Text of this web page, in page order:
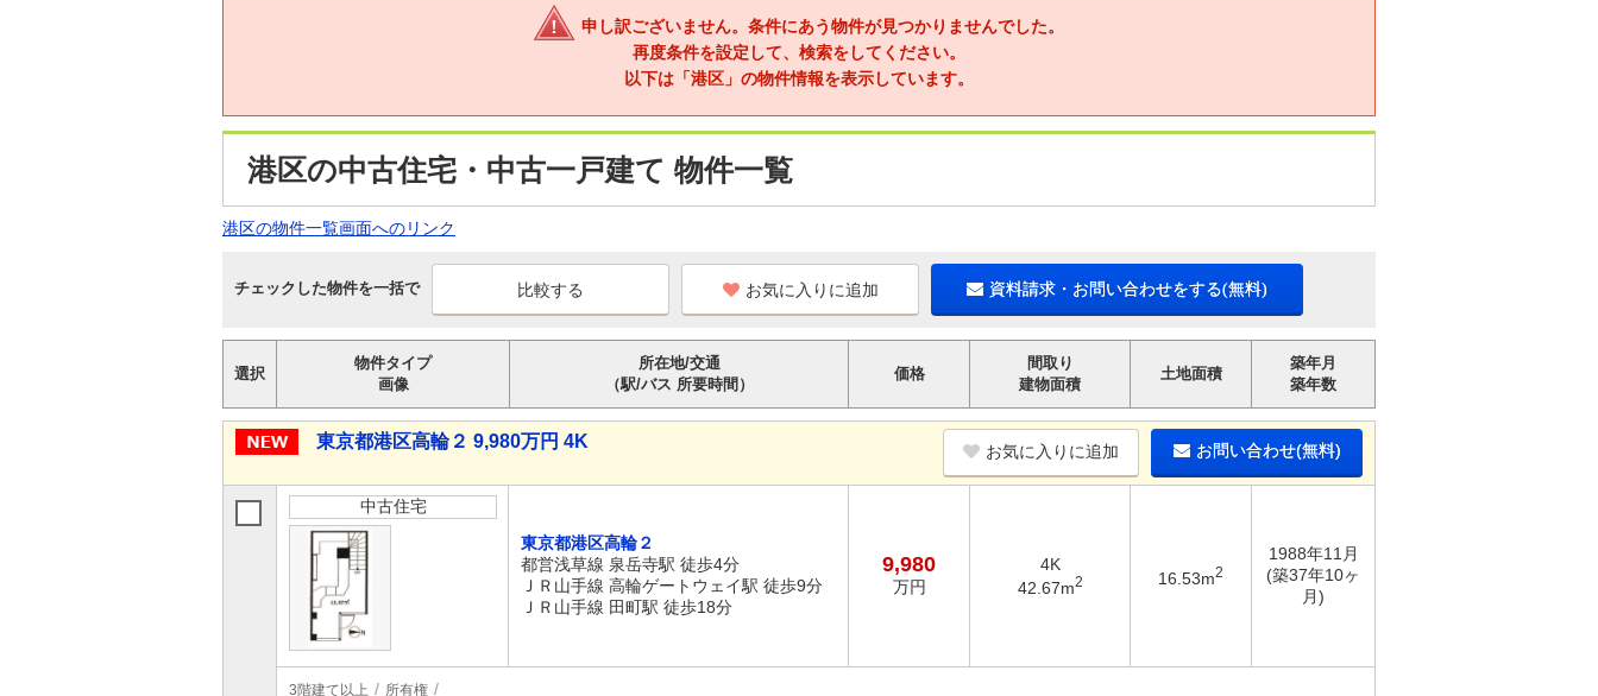
申し訳ございません。条件にあう物件が見つかりませんでした。
再度条件を設定して、検索をしてください。
以下は「港区」の物件情報を表示しています。
港区の中古住宅・中古一戸建て 物件一覧
港区の物件一覧画面へのリンク
チェックした物件を一括で お気に入りに追加 資料請求・お問い合わせをする(無料)
選択
物件タイプ
画像
所在地/交通
（駅/バス 所要時間）
価格
間取り
建物面積
土地面積
築年月
築年数
東京都港区高輪２ 9,980万円 4K お気に入りに追加 お問い合わせ(無料)
中古住宅
東京都港区高輪２
都営浅草線 泉岳寺駅 徒歩4分
ＪＲ山手線 高輪ゲートウェイ駅 徒歩9分
ＪＲ山手線 田町駅 徒歩18分
9,980
万円
4K
42.67m2 16.53m2
1988年11月
(築37年10ヶ
月)
3階建て以上 所有権